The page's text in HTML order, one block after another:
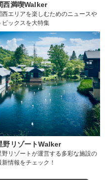
西満喫Walker
西エリアを楽しむためのニュースや
ピックスを大特集
野リゾートWalker
野リゾートが運営する多彩な施設の
新情報をチェック！